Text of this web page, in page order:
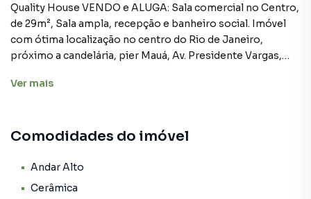
Quality House VENDO e ALUGA: Sala comercial no Centro,
de 29m², Sala ampla, recepção e banheiro social. Imóvel
com ótima localização no centro do Rio de Janeiro,
próximo a candelária, pier Mauá, Av. Presidente Vargas,
com portaria em horário comercial. Obs: Aluguel com 04
Agende sua visita por telefone ou Whatsapp. Quality
imobiliário.
Ver mais
Comodidades do imóvel
Andar Alto
Cerâmica